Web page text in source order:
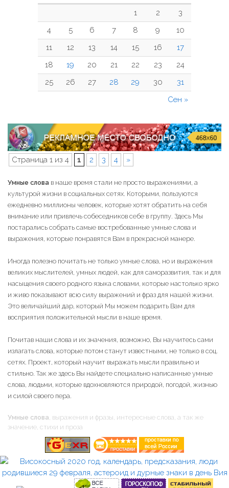
Сен »
1 2
3
4
5 6 7 8 9
10
11
12 13 14 15 16
17
18
19 20 21 22 23
24
25
26 27 28 29 30 31
Страница 1 из 4 1 2 3 4 »
Умные слова в наше время стали не просто выражениями, а
культурой жизни в социальных сетях. Которыми, пользуются
ежедневно миллионы человек, которые хотят обратить на себя
внимание или привлечь собеседников себе в группу. Здесь Мы
постарались собрать самые востребованные умные слова и
выражения, которые понравятся Вам в прекрасной манере.
Иногда полезно почитать не только умные слова, но и выражения
великих мыслителей, умных людей, как для саморазвития, так и для
насыщения своего родного языка словами, которые настолько ярко
и живо показывают всю силу выражений и фраз для нашей жизни.
Это величайший дар, который Мы можем подарить Вам для
восприятия положительной мысли в наше время.
Почитав наши слова и их значения, возможно, Вы научитесь сами
излагать слова, которые потом станут известными, не только в соц.
сетях. Проект, который научит выражать мысли правильно и
стильно. Так же здесь Вы найдете специально написанные умные
слова, людьми, которые вдохновляются природой, погодой, жизнью
и силой своего пера.
Умные слова , выражения и фразы, интересные слова, а так же
значение, стихи и проза